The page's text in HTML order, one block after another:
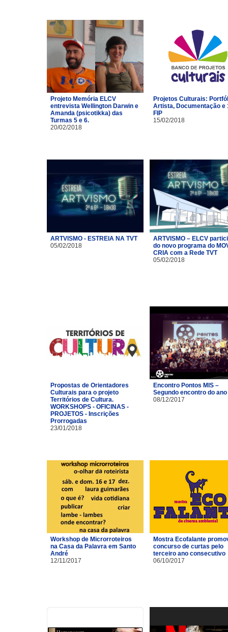
Projeto Memória ELCV
entrevista Wellington Darwin e
Amanda (psicotikka) das
Turmas 5 e 6.
20/02/2018
Projetos Culturais:
Artista, Documentação e
FIP
15/02/2018
ARTVISMO - ESTREIA NA TVT
05/02/2018
ARTVISMO – ELCV
do novo programa do
CRIA com a Rede TVT
05/02/2018
Propostas de Orientadores
Culturais para o projeto
Territórios de Cultura.
WORKSHOPS - OFICINAS -
PROJETOS - Inscrições
Prorrogadas
23/01/2018
Encontro Pontos MIS –
Segundo encontro do ano
08/12/2017
Workshop de Microrroteiros
na Casa da Palavra em Santo
André
12/11/2017
Mostra Ecofalante
concurso de curtas pelo
terceiro ano consecutivo
06/10/2017